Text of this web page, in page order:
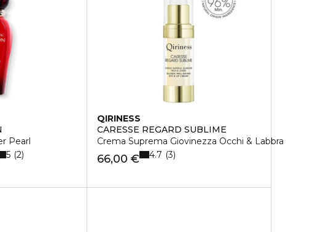
Pearl
5 2
QIRINESS
CARESSE REGARD SUBLIME
Crema Suprema Giovinezza Occhi & Labbra
66,00 € 4.7 3